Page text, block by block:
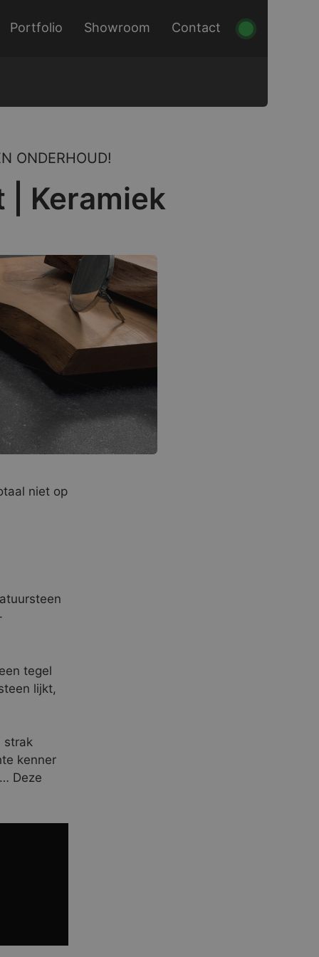
Portfolio Showroom Contact
ONDERHOUD!
| Keramiek
niet op
tegel
lijkt,
strak
kenner
Deze